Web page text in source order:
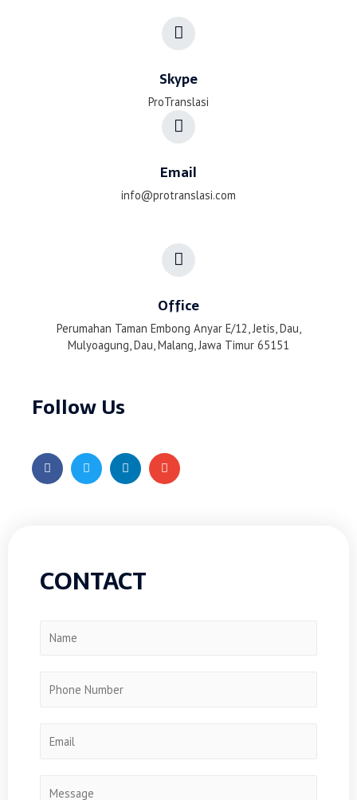
Skype
ProTranslasi
Email
info@protranslasi.com
Office
Perumahan Taman Embong Anyar E/12, Jetis, Dau,
Mulyoagung, Dau, Malang, Jawa Timur 65151
Follow Us
CONTACT